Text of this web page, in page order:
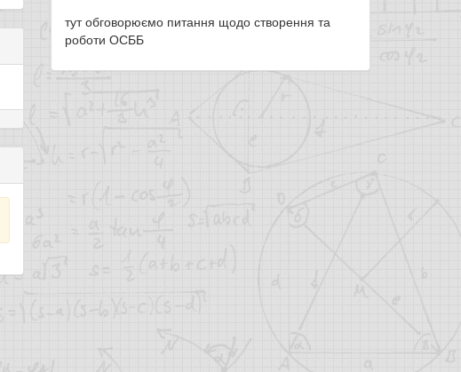
тут обговорюємо питання щодо створення та
роботи ОСББ